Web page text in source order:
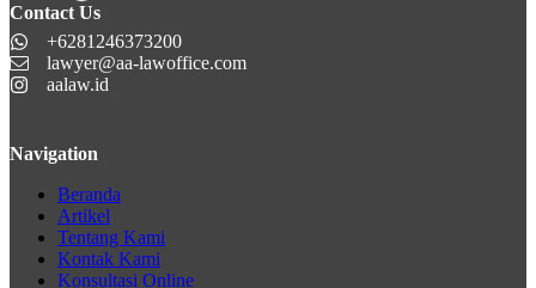
Contact Us
+6281246373200
lawyer@aa-lawoffice.com
aalaw.id
Navigation
Beranda
Artikel
Tentang Kami
Kontak Kami
Konsultasi Online